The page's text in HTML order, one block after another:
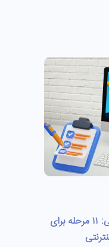
مراحل طراحی سایت فروشگاهی: ۱۱ مرحله برای